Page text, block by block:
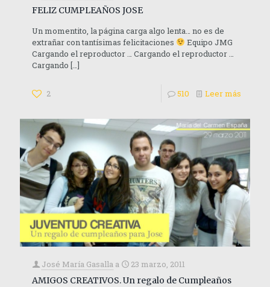
FELIZ CUMPLEAÑOS JOSE
Un momentito, la página carga algo lenta… no es de
extrañar con tantísimas felicitaciones
Equipo JMG
Cargando el reproductor … Cargando el reproductor …
Cargando […]
2 510 Leer más
José María Gasalla a
23 marzo, 2011
AMIGOS CREATIVOS. Un regalo de Cumpleaños